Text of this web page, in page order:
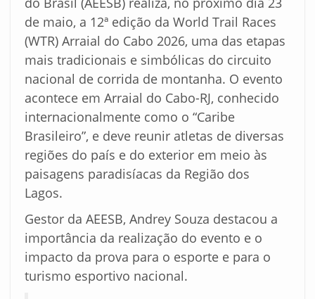
de maio, a 12ª edição da World Trail Races
(WTR) Arraial do Cabo 2026, uma das etapas
mais tradicionais e simbólicas do circuito
nacional de corrida de montanha. O evento
acontece em Arraial do Cabo-RJ, conhecido
internacionalmente como o “Caribe
Brasileiro”, e deve reunir atletas de diversas
regiões do país e do exterior em meio às
paisagens paradisíacas da Região dos
Lagos.
Gestor da AEESB, Andrey Souza destacou a
importância da realização do evento e o
impacto da prova para o esporte e para o
turismo esportivo nacional.